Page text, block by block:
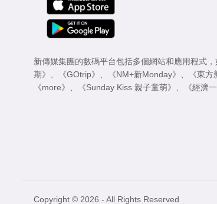
新傳媒集團的數碼平台包括多個網站和應用程式，
期》
《GOtrip》 《NM+新Monday》 《東方
《more》
《Sunday Kiss 親子童萌》 《經濟
Copyright © 2026 - All Rights Reserved